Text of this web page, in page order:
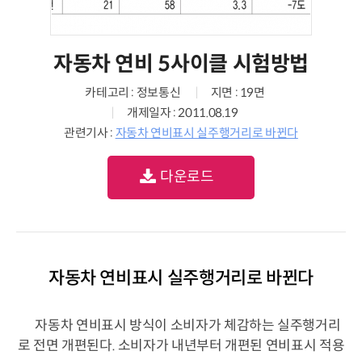
자동차 연비 5사이클 시험방법
카테고리 : 정보통신
지면 : 19면
개제일자 : 2011.08.19
관련기사 : 자동차 연비표시 실주행거리로 바뀐다
다운로드
자동차 연비표시 실주행거리로 바뀐다
자동차 연비표시 방식이 소비자가 체감하는 실주행거리
로 전면 개편된다. 소비자가 내년부터 개편된 연비표시 적용